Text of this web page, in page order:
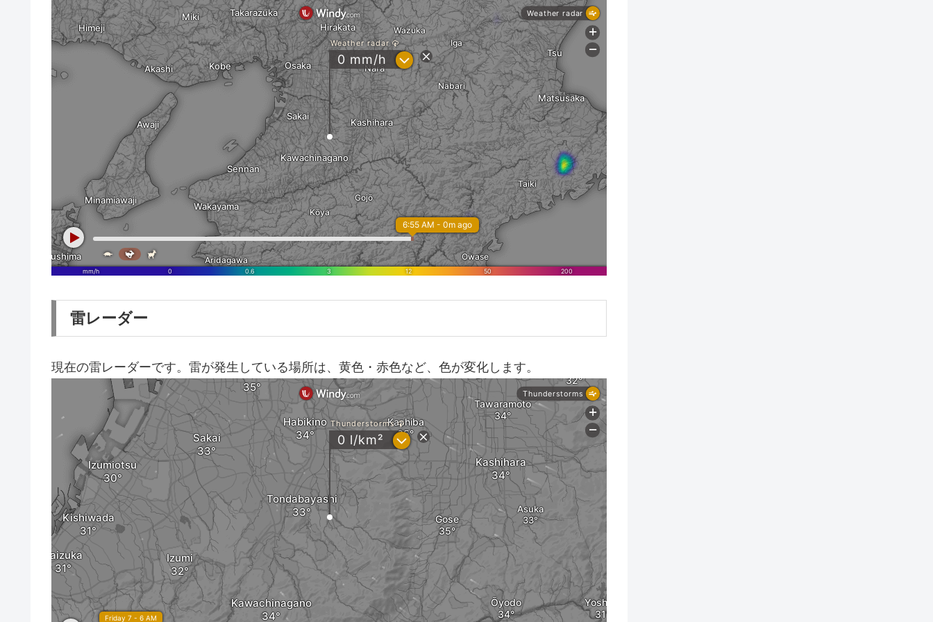
雷レーダー
現在の雷レーダーです。雷が発生している場所は、黄色・赤色など、色が変化します。